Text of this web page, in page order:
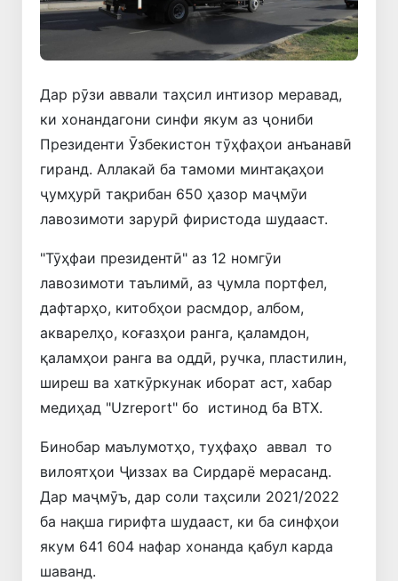
Дар рӯзи аввали таҳсил интизор меравад,
ки хонандагони синфи якум аз ҷониби
Президенти Ӯзбекистон тӯҳфаҳои анъанавӣ
гиранд. Аллакай ба тамоми минтақаҳои
ҷумҳурӣ тақрибан 650 ҳазор маҷмӯи
лавозимоти зарурӣ фиристода шудааст.
"Тӯҳфаи президентӣ" аз 12 номгӯи
лавозимоти таълимӣ, аз ҷумла портфел,
дафтарҳо, китобҳои расмдор, албом,
акварелҳо, коғазҳои ранга, қаламдон,
қаламҳои ранга ва оддӣ, ручка, пластилин,
ширеш ва хаткӯркунак иборат аст, хабар
медиҳад "Uzreport" бо истинод ба ВТХ.
Бинобар маълумотҳо, туҳфаҳо аввал то
вилоятҳои Ҷиззах ва Сирдарё мерасанд.
Дар маҷмӯъ, дар соли таҳсили 2021/2022
ба нақша гирифта шудааст, ки ба синфҳои
якум 641 604 нафар хонанда қабул карда
шаванд.